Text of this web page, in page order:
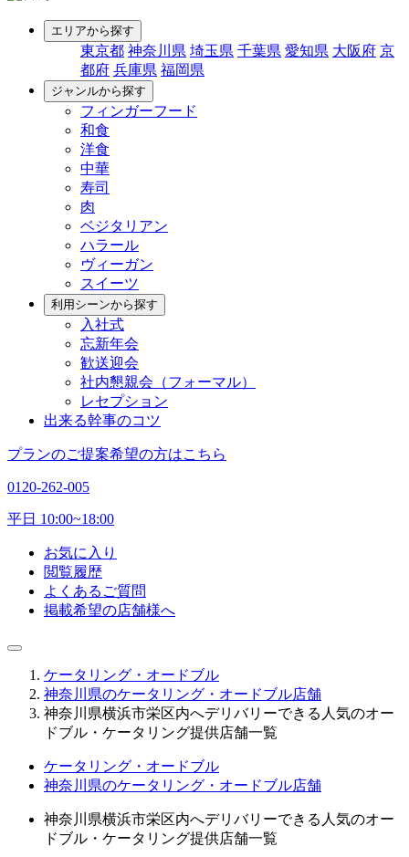
エリアから探す
東京都 神奈川県 埼玉県 千葉県 愛知県 大阪府 京
都府 兵庫県 福岡県
ジャンルから探す
フィンガーフード
和食
洋食
中華
寿司
肉
ベジタリアン
ハラール
ヴィーガン
スイーツ
利用シーンから探す
入社式
忘新年会
歓送迎会
社内懇親会（フォーマル）
レセプション
出来る幹事のコツ
プランのご提案希望の方はこちら
0120-262-005
平日 10:00~18:00
お気に入り
閲覧履歴
よくあるご質問
掲載希望の店舗様へ
ケータリング・オードブル
神奈川県のケータリング・オードブル店舗
神奈川県横浜市栄区内へデリバリーできる人気のオー
ドブル・ケータリング提供店舗一覧
ケータリング・オードブル
神奈川県のケータリング・オードブル店舗
神奈川県横浜市栄区内へデリバリーできる人気のオー
ドブル・ケータリング提供店舗一覧